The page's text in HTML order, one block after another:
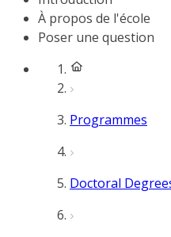
À propos de l'école
Poser une question
Programmes
Doctoral